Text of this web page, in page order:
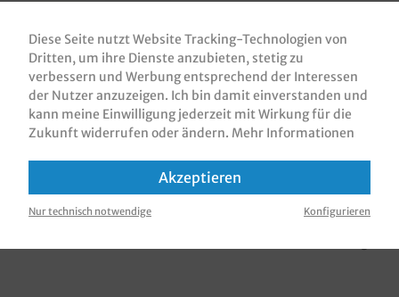
Druckfarben
1
2 3 4
In den Warenkorb
Diese Seite nutzt Website Tracking-Technologien von
Dritten, um ihre Dienste anzubieten, stetig zu
verbessern und Werbung entsprechend der Interessen
der Nutzer anzuzeigen. Ich bin damit einverstanden und
kann meine Einwilligung jederzeit mit Wirkung für die
Zukunft widerrufen oder ändern. Mehr Informationen
Akzeptieren
Nur technisch notwendige Konfigurieren